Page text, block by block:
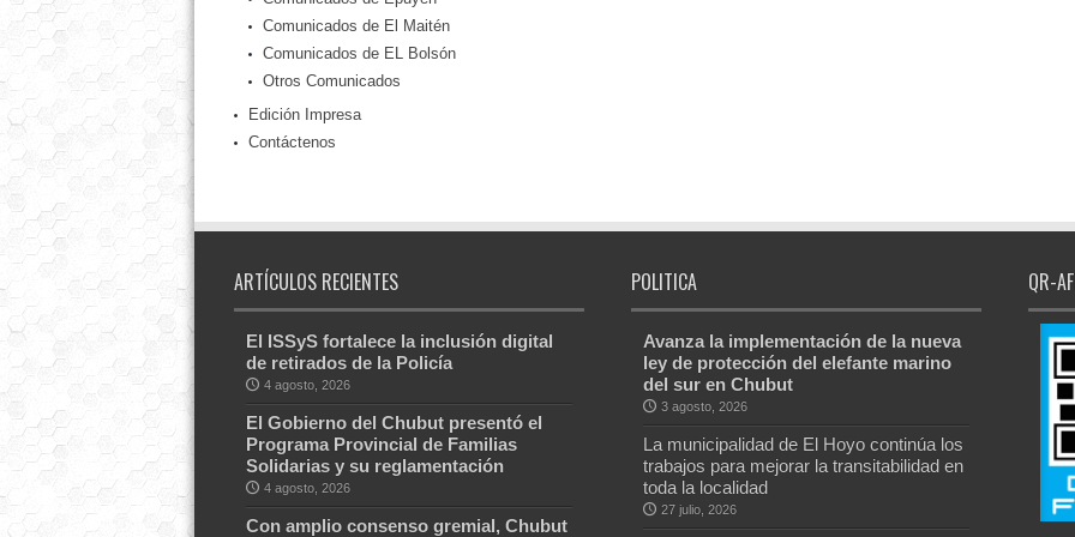
Comunicados de El Maitén
Comunicados de EL Bolsón
Otros Comunicados
Edición Impresa
Contáctenos
ARTÍCULOS RECIENTES
El ISSyS fortalece la inclusión digital
de retirados de la Policía
4 agosto, 2026
El Gobierno del Chubut presentó el
Programa Provincial de Familias
Solidarias y su reglamentación
4 agosto, 2026
Con amplio consenso gremial, Chubut
POLITICA
Avanza la implementación de la nueva
ley de protección del elefante marino
del sur en Chubut
3 agosto, 2026
La municipalidad de El Hoyo continúa los
trabajos para mejorar la transitabilidad en
toda la localidad
27 julio, 2026
QR-